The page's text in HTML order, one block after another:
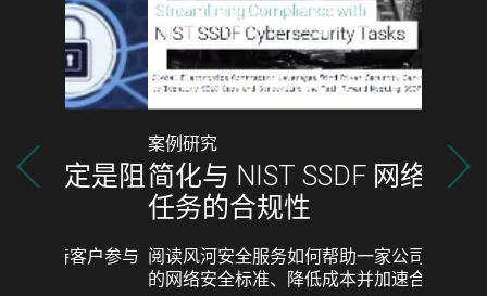
简化与 NIST SSDF 网络安全
任务的合规性
阅读风河安全服务如何帮助一家公司满足严格
的网络安全标准、降低成本并加速合规。